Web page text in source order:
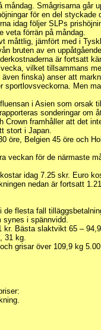
Smågrisarna går
för en del styckade
idag följer SLPs
förrän på måndag.
måttlig, jämfört med i
bruten av en
är fortsatt
vilket tillsammans
finska) anser att
sportlovsveckorna. Men
i Asien som orsak
sonderingar om
Crown framhåller att det
stort i Japan.
öre, Belgien 45 öre och
veckan för de närmaste
idag 7.25 skr. Euro
nedan är fortsatt
flesta fall
i spännvidd.
kr. Bästa slaktvikt 65 –
31 kg.
grisar över 109,9 kg